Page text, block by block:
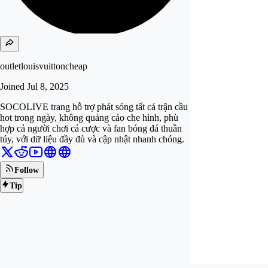
outletlouisvuittoncheap
Joined Jul 8, 2025
SOCOLIVE trang hỗ trợ phát sóng tất cả trận cầu
hot trong ngày, không quảng cáo che hình, phù
hợp cả người chơi cá cược và fan bóng đá thuần
túy, với dữ liệu đầy đủ và cập nhật nhanh chóng.
Follow
Tip